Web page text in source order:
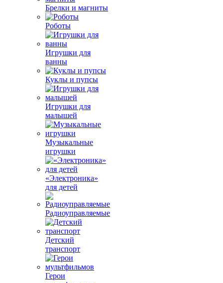
Брелки и магниты
Роботы
Игрушки для
ванны
Куклы и пупсы
Игрушки для
малышей
Музыкальные
игрушки
«Электроника»
для детей
Радиоуправляемые
Детский
транспорт
Герои